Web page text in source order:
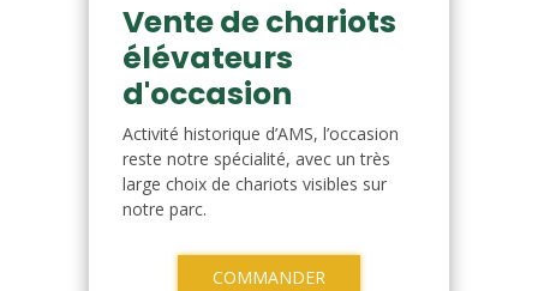
Vente de chariots
élévateurs
d'occasion
Activité historique d’AMS, l’occasion
reste notre spécialité, avec un très
large choix de chariots visibles sur
notre parc.
COMMANDER